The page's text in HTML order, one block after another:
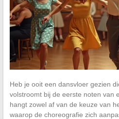
Heb je ooit een dansvloer gezien
volstroomt bij de eerste noten van
hangt zowel af van de keuze van
waarop de choreografie zich